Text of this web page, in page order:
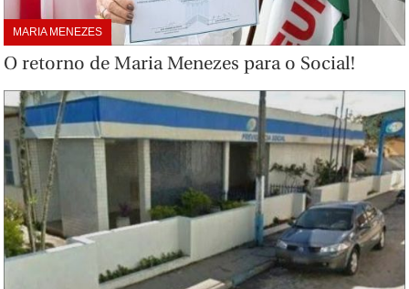
MARIA MENEZES
O retorno de Maria Menezes para o Social!